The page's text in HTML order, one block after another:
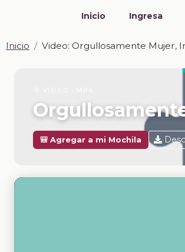
Inicio Ingresa
Inicio Video: Orgullosamente Mujer,
🎒 Agregar a mi Mochila